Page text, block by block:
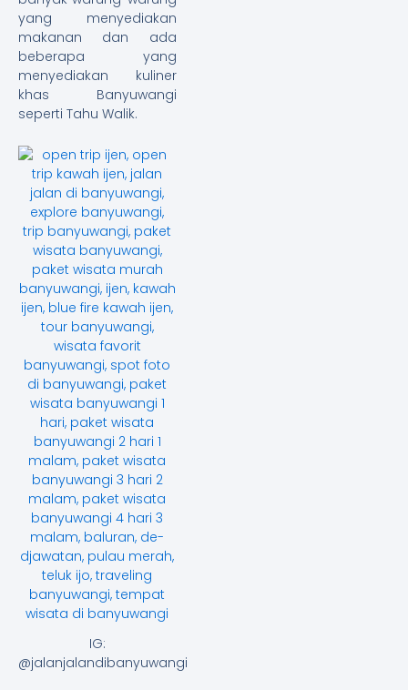
yang menyediakan
makanan dan ada
beberapa yang
menyediakan kuliner
khas Banyuwangi
seperti Tahu Walik.
IG:
@jalanjalandibanyuwangi